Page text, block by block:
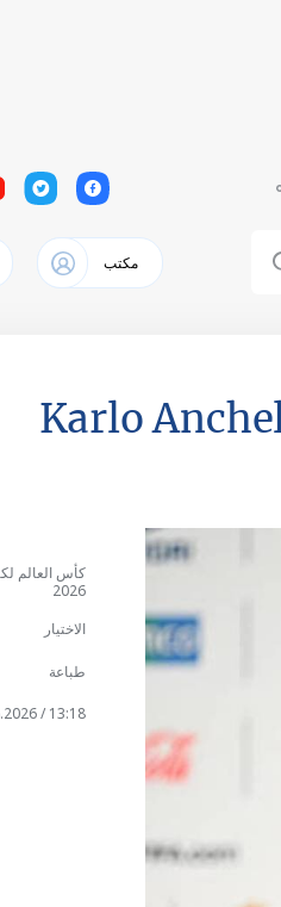
1
1
مكتب
Karlo
كأس العالم
2026
الاختيار
طباعة
13:18 / 13.06.2026